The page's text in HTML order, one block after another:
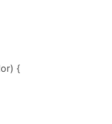
{